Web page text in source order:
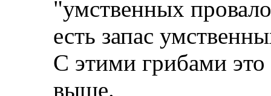
"умственных
есть запас
С этими грибами
выше.